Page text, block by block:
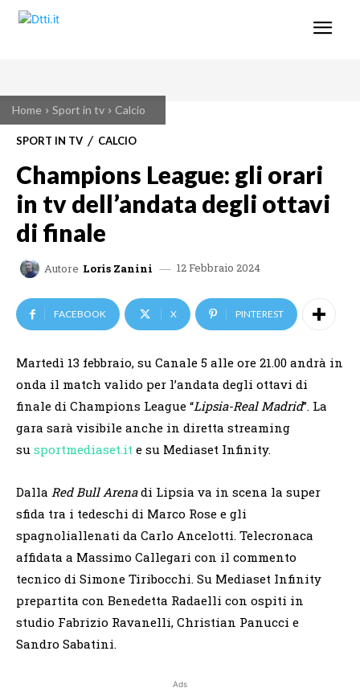
Home Sport in tv Calcio
SPORT IN TV CALCIO
Champions League: gli orari
in tv dell’andata degli ottavi
di finale
Autore Loris Zanini 12 Febbraio 2024
FACEBOOK X PINTEREST
Martedì 13 febbraio, su Canale 5 alle ore 21.00 andrà in
onda il match valido per l’andata degli ottavi di
finale di Champions League “Lipsia-Real Madrid”. La
gara sarà visibile anche in diretta streaming
su sportmediaset.it e su Mediaset Infinity.
Dalla Red Bull Arenadi Lipsia va in scena la super
sfida tra i tedeschi di Marco Rose e gli
spagnoliallenati da Carlo Ancelotti. Telecronaca
affidata a Massimo Callegari con il commento
tecnico di Simone Tiribocchi. Su Mediaset Infinity
prepartita con Benedetta Radaelli con ospiti in
studio Fabrizio Ravanelli, Christian Panucci e
Sandro Sabatini.
Ads